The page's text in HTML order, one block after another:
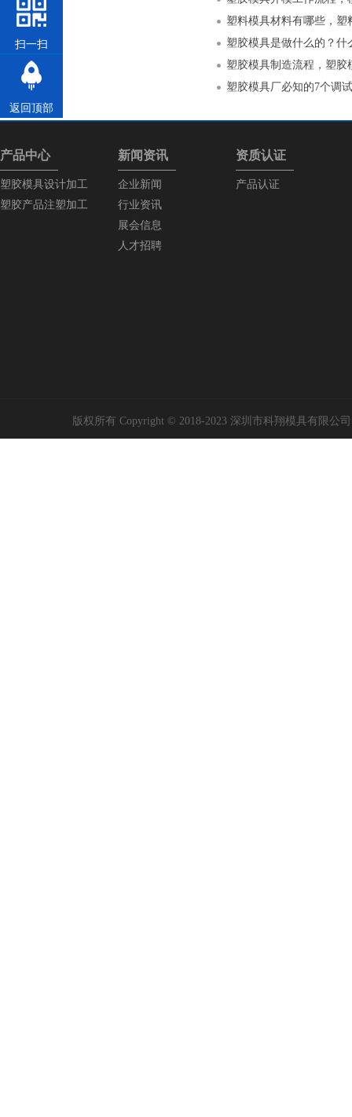
塑料模具材料有哪些，塑
塑胶模具是做什么的？什
塑胶模具制造流程，塑胶
塑胶模具厂必知的7个调
产品中心
塑胶模具设计加工
塑胶产品注塑加工
新闻资讯
企业新闻
行业资讯
展会信息
人才招聘
资质认证
产品认证
版权所有 Copyright © 2018-2023 深圳市科翔模具有限公
扫一扫
返回顶部